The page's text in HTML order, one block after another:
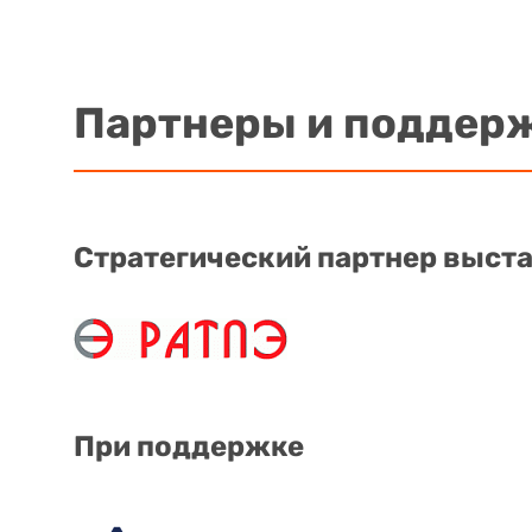
Партнеры и
Стратегический партнер
При поддержке